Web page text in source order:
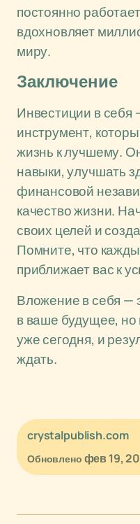
постоянно
вдохновляет
миру.
Заключение
Инвестиции в
инструмент,
жизнь к лучшему.
навыки, улучшать
финансовой
качество жизни.
своих целей и
Помните, что
приближает вас к
Вложение в себя —
в ваше будущее,
уже сегодня, и
ждать.
crystalpublish.com
Обновлено фев 19,